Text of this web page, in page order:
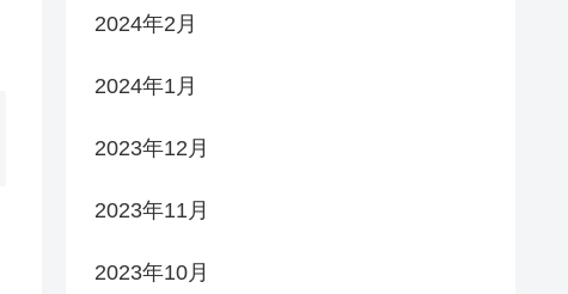
2024年2月
2024年1月
2023年12月
2023年11月
2023年10月